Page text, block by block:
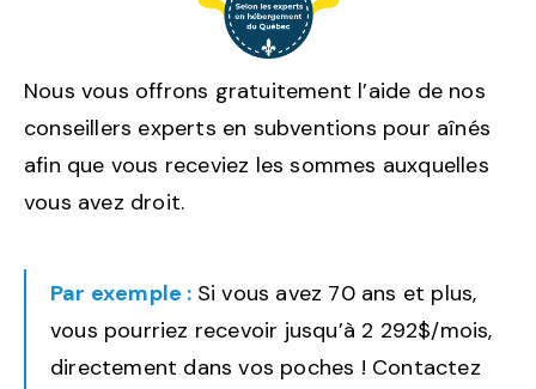
Nous vous offrons gratuitement l’aide de nos
conseillers experts en subventions pour aînés
afin que vous receviez les sommes auxquelles
vous avez droit.
Par exemple : Si vous avez 70 ans et plus,
vous pourriez recevoir jusqu’à 2 292$/mois,
directement dans vos poches ! Contactez